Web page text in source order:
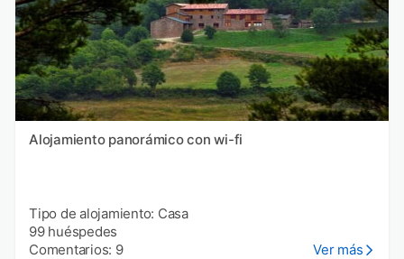
Alojamiento panorámico con wi-fi
Tipo de alojamiento: Casa
99 huéspedes
Comentarios: 9
Ver más